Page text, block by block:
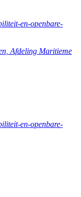
en-openbare-
Afdeling Maritieme
en-openbare-